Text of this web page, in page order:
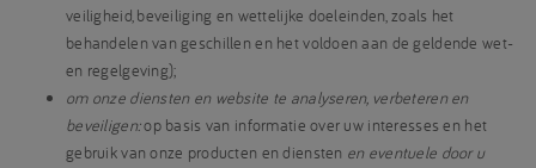
veiligheid, beveiliging en wettelijke doeleinden, zoals het
behandelen van geschillen en het voldoen aan de geldende wet-
en regelgeving);
om onze diensten en website te analyseren, verbeteren en
beveiligen:op basis van informatie over uw interesses en het
gebruik van onze producten en diensten en eventuele door u